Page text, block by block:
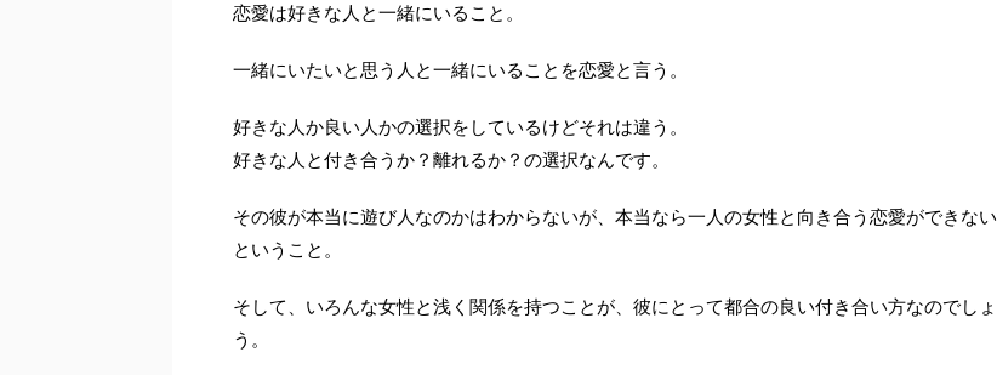
恋愛は好きな人と一緒にいること。
一緒にいたいと思う人と一緒にいることを恋愛と言う。
好きな人か良い人かの選択をしているけどそれは違う。
好きな人と付き合うか？離れるか？の選択なんです。
その彼が本当に遊び人なのかはわからないが、本当なら一人の女性と向き合う恋愛ができない
ということ。
そして、いろんな女性と浅く関係を持つことが、彼にとって都合の良い付き合い方なのでしょ
う。